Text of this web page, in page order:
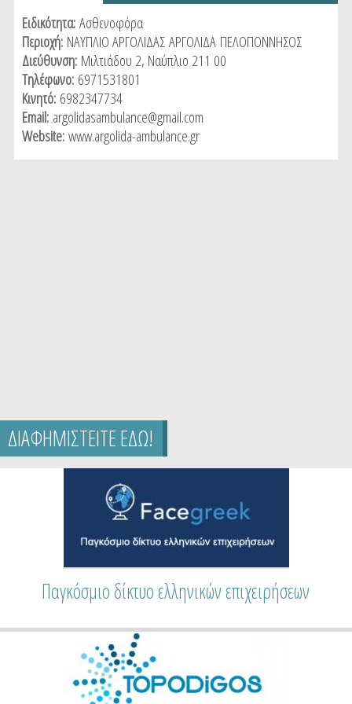
tab)
Ειδικότητα:Ασθενοφόρα
Περιοχή: ΝΑΥΠΛΙΟ ΑΡΓΟΛΙΔΑΣΑΡΓΟΛΙΔΑ ΠΕΛΟΠΟΝΝΗΣΟΣ
Διεύθυνση: Μιλτιάδου 2, Ναύπλιο 211 00
Τηλέφωνο: 6971531801
Κινητό: 6982347734
Email: argolidasambulance@gmail.com
Website:www.argolida-ambulance.gr
ΔΙΑΦΗΜΙΣΤΕΙΤΕ ΕΔΩ!
Παγκόσμιο δίκτυο ελληνικών επιχειρήσεων